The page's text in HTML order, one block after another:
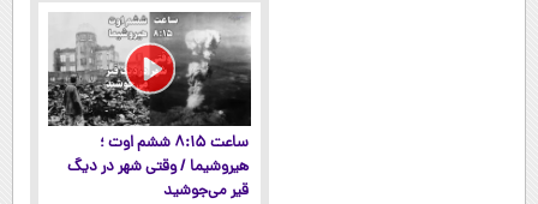
ساعت ۸:۱۵ ششم اوت ؛
هیروشیما / وقتی شهر در دیگ
قیر می‌جوشید